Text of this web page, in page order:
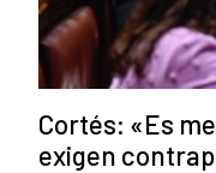
Cortés: «Es
exigen